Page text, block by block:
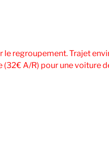
le regroupement. Trajet
A/R) pour une voiture